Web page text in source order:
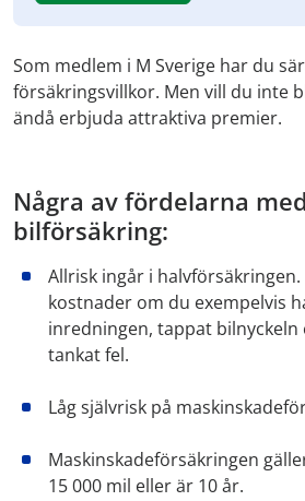
Som medlem i M Sverige har du
försäkringsvillkor. Men vill du inte
ändå erbjuda attraktiva premier.
Några av fördelarna
bilförsäkring:
Allrisk ingår i
kostnader om du exempelvis
inredningen, tappat bilnyckeln
tankat fel.
Låg självrisk på
Maskinskadeförsäkringen
15 000 mil eller är 10 år.